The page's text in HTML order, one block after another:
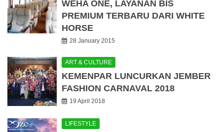
WEHA ONE, LAYANAN BIS
PREMIUM TERBARU DARI WHITE
HORSE
28 January 2015
ART & CULTURE
KEMENPAR LUNCURKAN JEMBER
FASHION CARNAVAL 2018
19 April 2018
LIFESTYLE